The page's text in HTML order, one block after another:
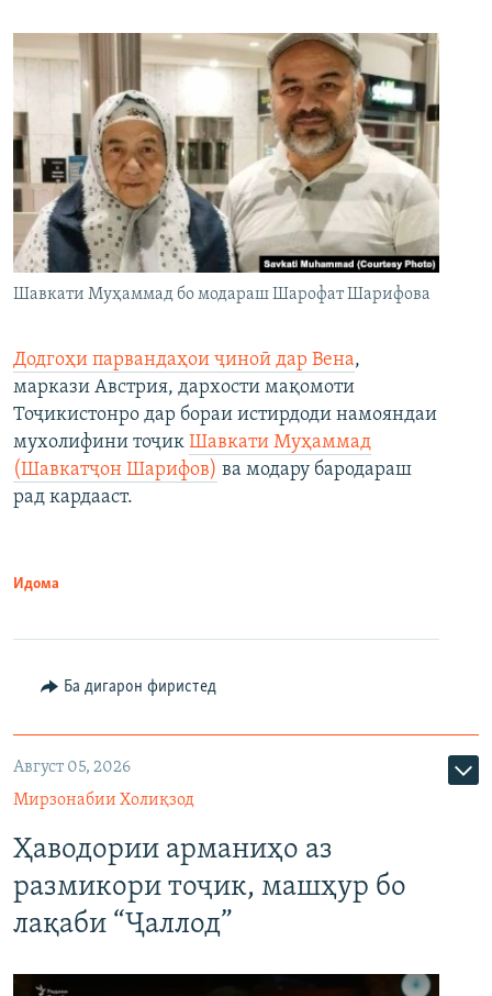
Шавкати Муҳаммад бо модараш Шарофат Шарифова
Додгоҳи парвандаҳои ҷиноӣ дар Вена,
маркази Австрия, дархости мақомоти
Тоҷикистонро дар бораи истирдоди намояндаи
мухолифини тоҷик Шавкати Муҳаммад
(Шавкатҷон Шарифов) ва модару бародараш
рад кардааст.
Идома
Ба дигарон фиристед
Август 05, 2026
Мирзонабии Холиқзод
Ҳаводории арманиҳо аз
размикори тоҷик, машҳур бо
лақаби “Ҷаллод”